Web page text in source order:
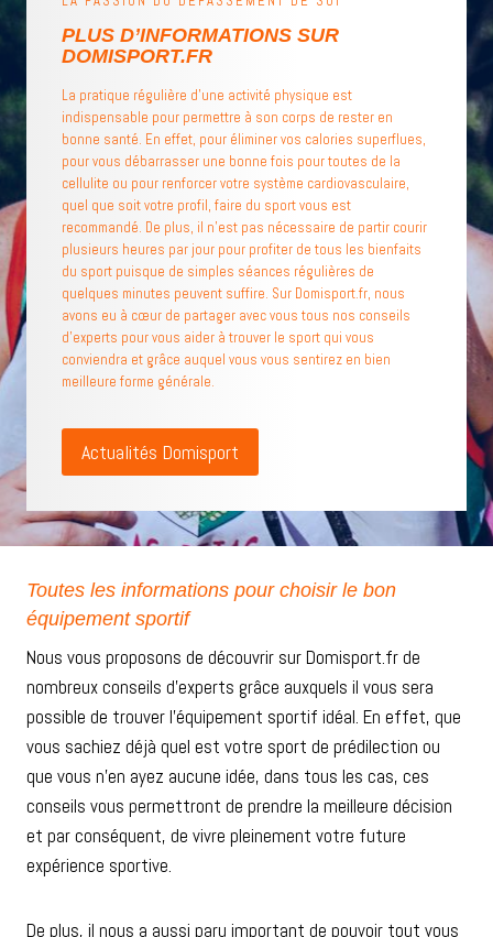
PLUS D’INFORMATIONS SUR
DOMISPORT.FR
La pratique régulière d’une activité physique est
indispensable pour permettre à son corps de rester en
bonne santé. En effet, pour éliminer vos calories superflues,
pour vous débarrasser une bonne fois pour toutes de la
cellulite ou pour renforcer votre système cardiovasculaire,
quel que soit votre profil, faire du sport vous est
recommandé. De plus, il n’est pas nécessaire de partir courir
plusieurs heures par jour pour profiter de tous les bienfaits
du sport puisque de simples séances régulières de
quelques minutes peuvent suffire. Sur Domisport.fr, nous
avons eu à cœur de partager avec vous tous nos conseils
d’experts pour vous aider à trouver le sport qui vous
conviendra et grâce auquel vous vous sentirez en bien
meilleure forme générale.
Actualités Domisport
Toutes les informations pour choisir le bon
équipement sportif
Nous vous proposons de découvrir sur Domisport.fr de
nombreux conseils d’experts grâce auxquels il vous sera
possible de trouver l’équipement sportif idéal. En effet, que
vous sachiez déjà quel est votre sport de prédilection ou
que vous n’en ayez aucune idée, dans tous les cas, ces
conseils vous permettront de prendre la meilleure décision
et par conséquent, de vivre pleinement votre future
expérience sportive.
De plus, il nous a aussi paru important de pouvoir tout vous